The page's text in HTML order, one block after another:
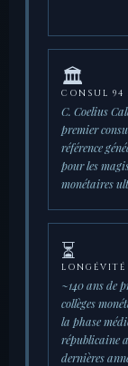
🏛️
CONSUL 94
C. Coelius
premier
référence
pour les
monétaires
⏳
LONGÉVITÉ
~140 ans de
collèges
la phase
républicaine
dernières